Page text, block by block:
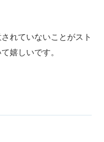
れていないことがスト
嬉しいです。